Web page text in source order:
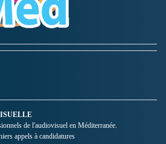
de l'audiovisuel en Méditerranée.
appels à candidatures